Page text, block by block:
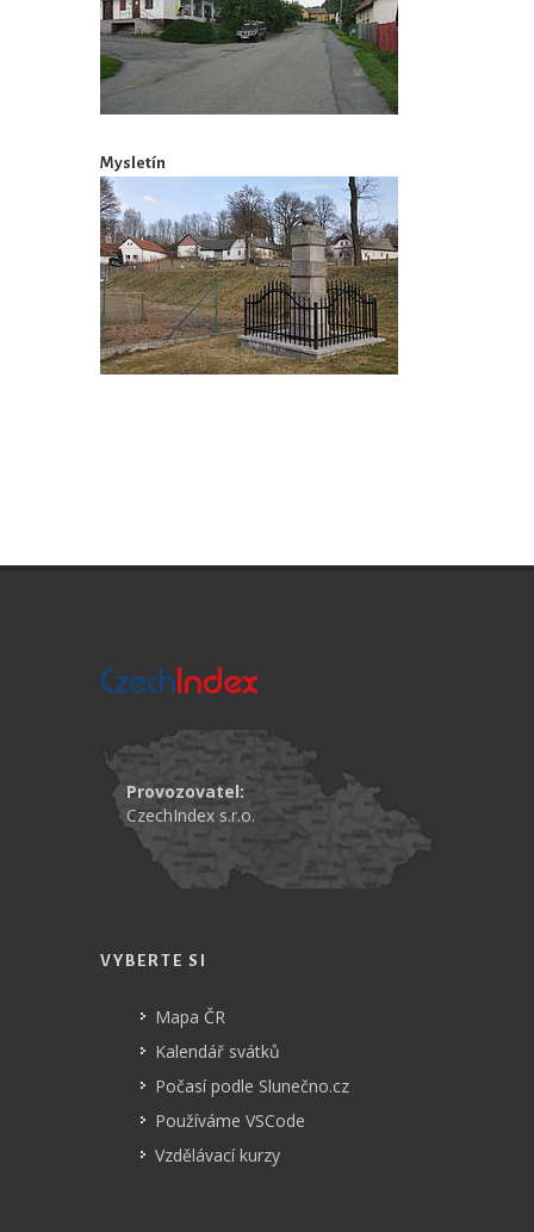
Mysletín
Provozovatel:
CzechIndex s.r.o.
VYBERTE SI
Mapa ČR
Kalendář svátků
Počasí podle Slunečno.cz
Používáme VSCode
Vzdělávací kurzy